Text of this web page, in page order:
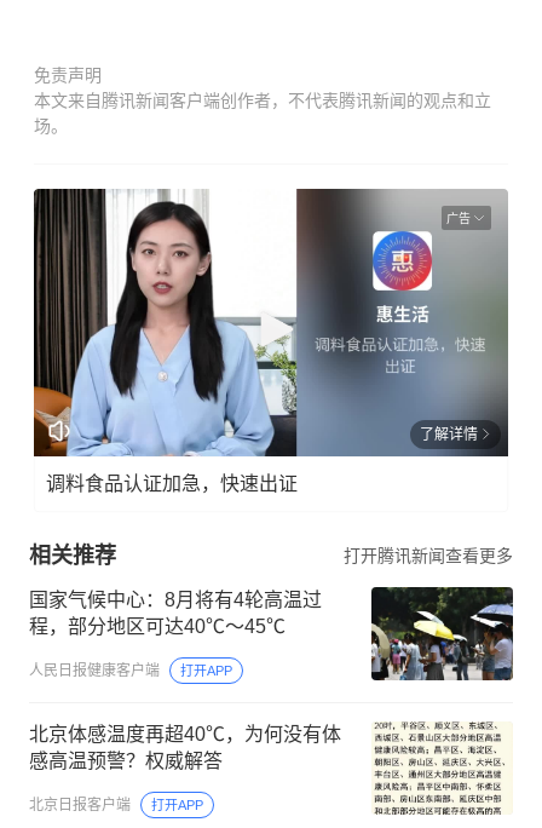
免责声明
本文来自腾讯新闻客户端创作者，不代表腾讯新闻的观点和立
场。
广告
了解详情
调料食品认证加急，快速出证
相关推荐 打开腾讯新闻查看更多
国家气候中心：8月将有4轮高温过
程，部分地区可达40℃～45℃
人民日报健康客户端 打开APP
北京体感温度再超40℃，为何没有体
感高温预警？权威解答
北京日报客户端 打开APP